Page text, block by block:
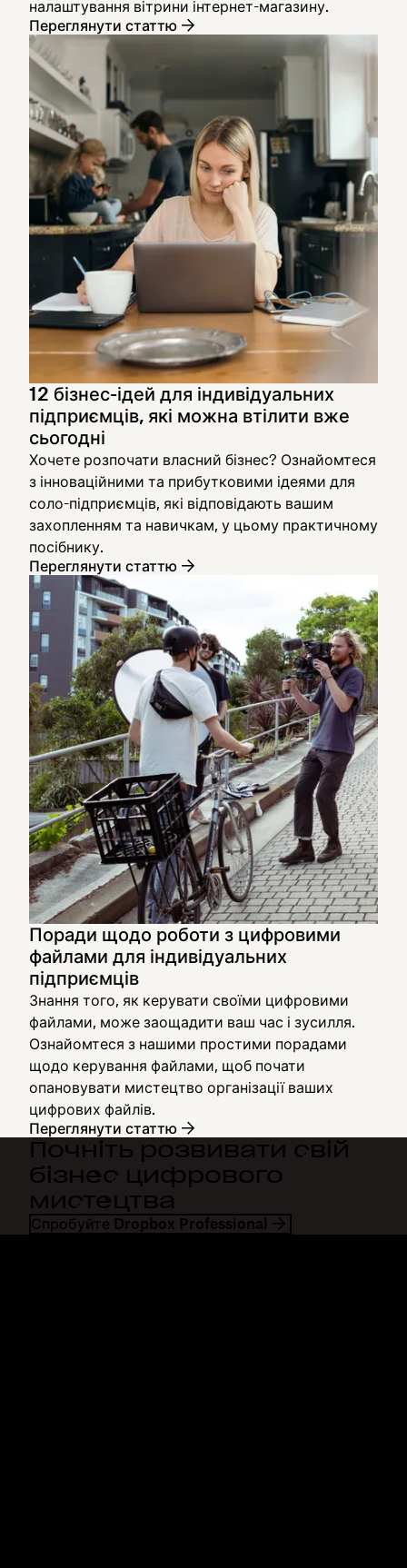
налаштування вітрини інтернет-магазину.
Переглянути статтю
12 бізнес-ідей для індивідуальних
підприємців, які можна втілити вже
сьогодні
Хочете розпочати власний бізнес? Ознайомтеся
з інноваційними та прибутковими ідеями для
соло-підприємців, які відповідають вашим
захопленням та навичкам, у цьому практичному
посібнику.
Переглянути статтю
Поради щодо роботи з цифровими
файлами для індивідуальних
підприємців
Знання того, як керувати своїми цифровими
файлами, може заощадити ваш час і зусилля.
Ознайомтеся з нашими простими порадами
щодо керування файлами, щоб почати
опановувати мистецтво організації ваших
цифрових файлів.
Переглянути статтю
Почніть розвивати свій
бізнес цифрового
мистецтва
Спробуйте Dropbox Professional